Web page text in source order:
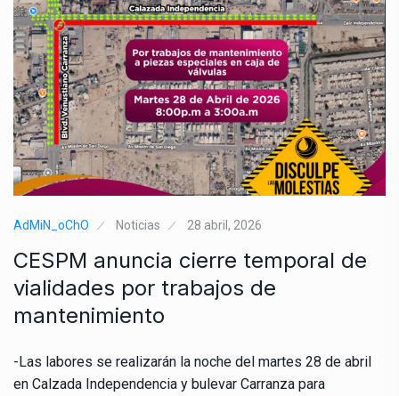
AdMiN_oChO Noticias 28 abril, 2026
CESPM anuncia cierre temporal de
vialidades por trabajos de
mantenimiento
-Las labores se realizarán la noche del martes 28 de abril
en Calzada Independencia y bulevar Carranza para